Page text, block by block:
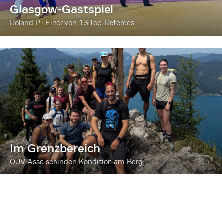
Glasgow-Gastspiel
Roland P.: Einer von 13 Top-Referees
Im Grenzbereich
ÖJV-Asse schinden Kondition am Berg